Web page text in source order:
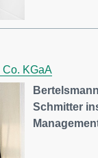
Co. KGaA
Schmitter